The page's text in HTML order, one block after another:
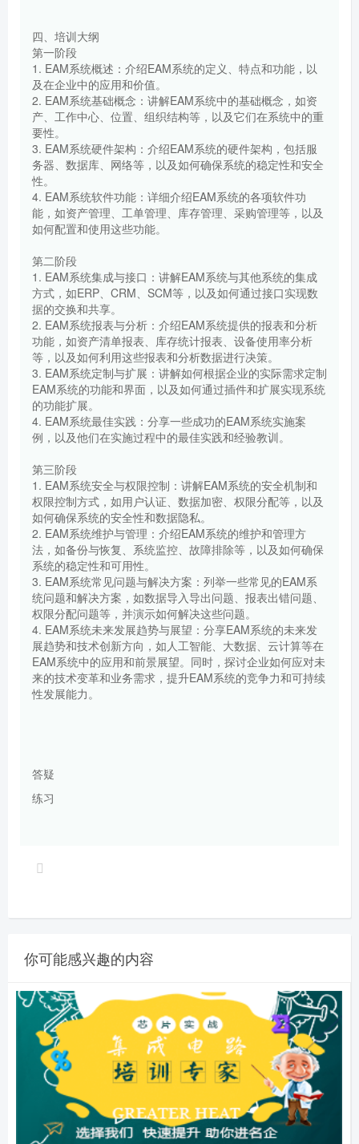
四、培训大纲
第一阶段
1. EAM系统概述：介绍EAM系统的定义、特点和功能，以
及在企业中的应用和价值。
2. EAM系统基础概念：讲解EAM系统中的基础概念，如资
产、工作中心、位置、组织结构等，以及它们在系统中的重
要性。
3. EAM系统硬件架构：介绍EAM系统的硬件架构，包括服
务器、数据库、网络等，以及如何确保系统的稳定性和安全
性。
4. EAM系统软件功能：详细介绍EAM系统的各项软件功
能，如资产管理、工单管理、库存管理、采购管理等，以及
如何配置和使用这些功能。
第二阶段
1. EAM系统集成与接口：讲解EAM系统与其他系统的集成
方式，如ERP、CRM、SCM等，以及如何通过接口实现数
据的交换和共享。
2. EAM系统报表与分析：介绍EAM系统提供的报表和分析
功能，如资产清单报表、库存统计报表、设备使用率分析
等，以及如何利用这些报表和分析数据进行决策。
3. EAM系统定制与扩展：讲解如何根据企业的实际需求定制
EAM系统的功能和界面，以及如何通过插件和扩展实现系统
的功能扩展。
4. EAM系统最佳实践：分享一些成功的EAM系统实施案
例，以及他们在实施过程中的最佳实践和经验教训。
第三阶段
1. EAM系统安全与权限控制：讲解EAM系统的安全机制和
权限控制方式，如用户认证、数据加密、权限分配等，以及
如何确保系统的安全性和数据隐私。
2. EAM系统维护与管理：介绍EAM系统的维护和管理方
法，如备份与恢复、系统监控、故障排除等，以及如何确保
系统的稳定性和可用性。
3. EAM系统常见问题与解决方案：列举一些常见的EAM系
统问题和解决方案，如数据导入导出问题、报表出错问题、
权限分配问题等，并演示如何解决这些问题。
4. EAM系统未来发展趋势与展望：分享EAM系统的未来发
展趋势和技术创新方向，如人工智能、大数据、云计算等在
EAM系统中的应用和前景展望。同时，探讨企业如何应对未
来的技术变革和业务需求，提升EAM系统的竞争力和可持续
性发展能力。
答疑
练习
你可能感兴趣的内容